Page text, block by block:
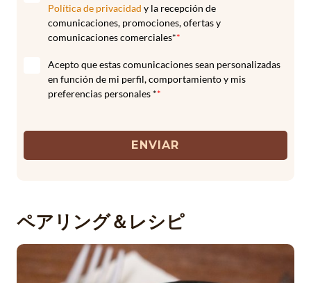
Política de privacidad y la recepción de
comunicaciones, promociones, ofertas y
comunicaciones comerciales**
Acepto que estas comunicaciones sean personalizadas
en función de mi perfil, comportamiento y mis
preferencias personales **
ENVIAR
ペアリング＆レシピ